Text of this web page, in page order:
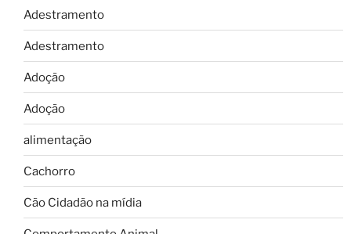
Adestramento
Adestramento
Adoção
Adoção
alimentação
Cachorro
Cão Cidadão na mídia